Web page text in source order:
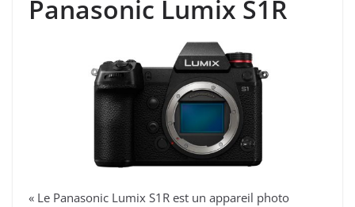
Panasonic Lumix S1R
« Le Panasonic Lumix S1R est un appareil photo